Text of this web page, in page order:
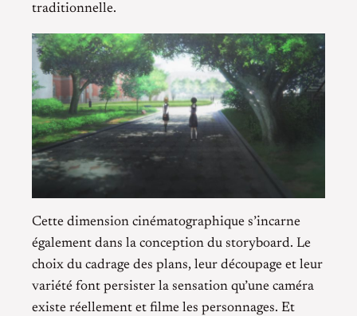
traditionnelle.
Cette dimension cinématographique s’incarne
également dans la conception du storyboard. Le
choix du cadrage des plans, leur découpage et leur
variété font persister la sensation qu’une caméra
existe réellement et filme les personnages. Et